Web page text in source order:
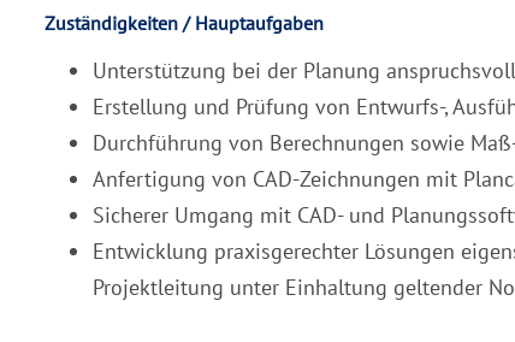
Zuständigkeiten / Hauptaufgaben
Unterstützung bei der Planung
Erstellung und Prüfung von Entwurfs-,
Durchführung von Berechnungen sowie
Anfertigung von CAD-Zeichnungen mit
Sicherer Umgang mit CAD- und
Entwicklung praxisgerechter Lösungen
Projektleitung unter Einhaltung geltender